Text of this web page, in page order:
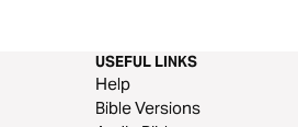
USEFUL LINKS
Help
Bible Versions